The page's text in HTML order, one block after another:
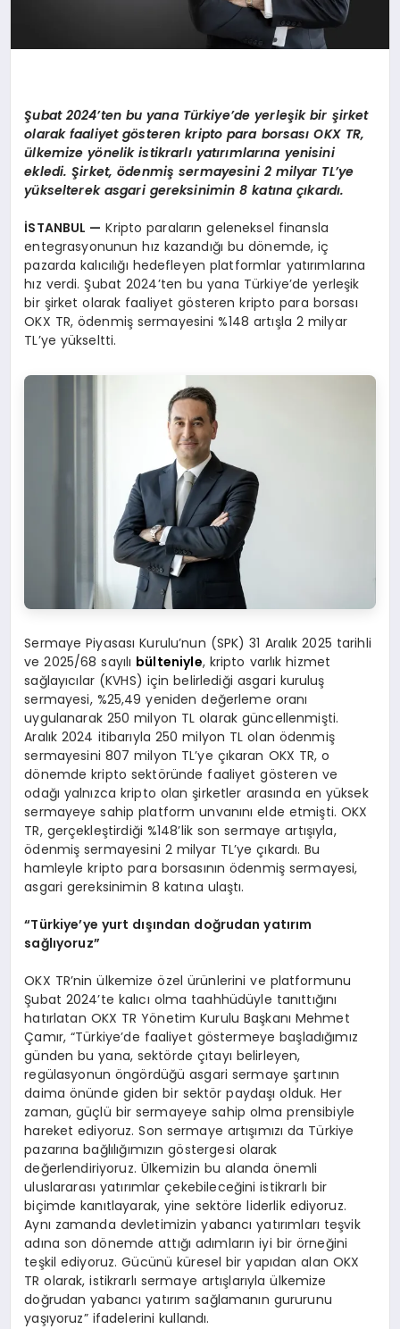
Şubat 2024’ten bu yana Türkiye’de yerleşik bir şirket
olarak faaliyet gösteren kripto para borsası OKX TR,
ülkemize yönelik istikrarlı yatırımlarına yenisini
ekledi. Şirket, ödenmiş sermayesini 2 milyar TL’ye
yükselterek asgari gereksinimin 8 katına çıkardı.
İSTANBUL — Kripto paraların geleneksel finansla
entegrasyonunun hız kazandığı bu dönemde, iç
pazarda kalıcılığı hedefleyen platformlar yatırımlarına
hız verdi. Şubat 2024’ten bu yana Türkiye’de yerleşik
bir şirket olarak faaliyet gösteren kripto para borsası
OKX TR, ödenmiş sermayesini %148 artışla 2 milyar
TL’ye yükseltti.
Sermaye Piyasası Kurulu’nun (SPK) 31 Aralık 2025 tarihli
ve 2025/68 sayılı bülteniyle, kripto varlık hizmet
sağlayıcılar (KVHS) için belirlediği asgari kuruluş
sermayesi, %25,49 yeniden değerleme oranı
uygulanarak 250 milyon TL olarak güncellenmişti.
Aralık 2024 itibarıyla 250 milyon TL olan ödenmiş
sermayesini 807 milyon TL’ye çıkaran OKX TR, o
dönemde kripto sektöründe faaliyet gösteren ve
odağı yalnızca kripto olan şirketler arasında en yüksek
sermayeye sahip platform unvanını elde etmişti. OKX
TR, gerçekleştirdiği %148’lik son sermaye artışıyla,
ödenmiş sermayesini 2 milyar TL’ye çıkardı. Bu
hamleyle kripto para borsasının ödenmiş sermayesi,
asgari gereksinimin 8 katına ulaştı.
“Türkiye’ye yurt dışından doğrudan yatırım
sağlıyoruz”
OKX TR’nin ülkemize özel ürünlerini ve platformunu
Şubat 2024’te kalıcı olma taahhüdüyle tanıttığını
hatırlatan OKX TR Yönetim Kurulu Başkanı Mehmet
Çamır, “Türkiye’de faaliyet göstermeye başladığımız
günden bu yana, sektörde çıtayı belirleyen,
regülasyonun öngördüğü asgari sermaye şartının
daima önünde giden bir sektör paydaşı olduk. Her
zaman, güçlü bir sermayeye sahip olma prensibiyle
hareket ediyoruz. Son sermaye artışımızı da Türkiye
pazarına bağlılığımızın göstergesi olarak
değerlendiriyoruz. Ülkemizin bu alanda önemli
uluslararası yatırımlar çekebileceğini istikrarlı bir
biçimde kanıtlayarak, yine sektöre liderlik ediyoruz.
Aynı zamanda devletimizin yabancı yatırımları teşvik
adına son dönemde attığı adımların iyi bir örneğini
teşkil ediyoruz. Gücünü küresel bir yapıdan alan OKX
TR olarak, istikrarlı sermaye artışlarıyla ülkemize
doğrudan yabancı yatırım sağlamanın gururunu
yaşıyoruz” ifadelerini kullandı.